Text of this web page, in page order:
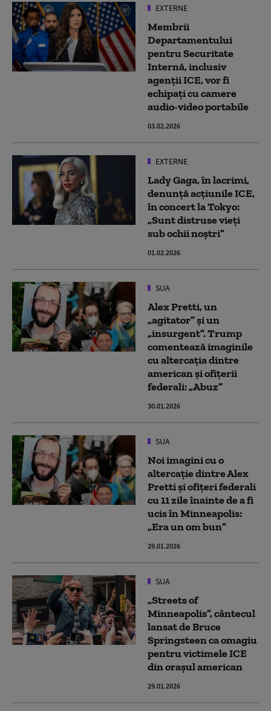
EXTERNE
Membrii
Departamentului
pentru Securitate
Internă, inclusiv
agenții ICE, vor fi
echipați cu camere
audio-video portabile
03.02.2026
EXTERNE
Lady Gaga, în lacrimi,
denunţă acţiunile ICE,
în concert la Tokyo:
„Sunt distruse vieţi
sub ochii noştri”
01.02.2026
SUA
Alex Pretti, un
„agitator” și un
„insurgent”. Trump
comentează imaginile
cu altercația dintre
american și ofițerii
federali: „Abuz”
30.01.2026
SUA
Noi imagini cu o
altercație dintre Alex
Pretti și ofițeri federali
cu 11 zile înainte de a fi
ucis în Minneapolis:
„Era un om bun”
29.01.2026
SUA
„Streets of
Minneapolis”, cântecul
lansat de Bruce
Springsteen ca omagiu
pentru victimele ICE
din orașul american
29.01.2026